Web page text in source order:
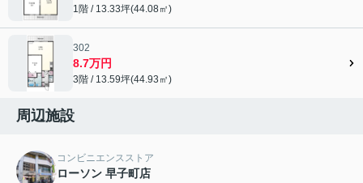
1階 / 13.33坪(44.08㎡)
302
8.7万円
3階 / 13.59坪(44.93㎡)
周辺施設
コンビニエンスストア
ローソン 早子町店